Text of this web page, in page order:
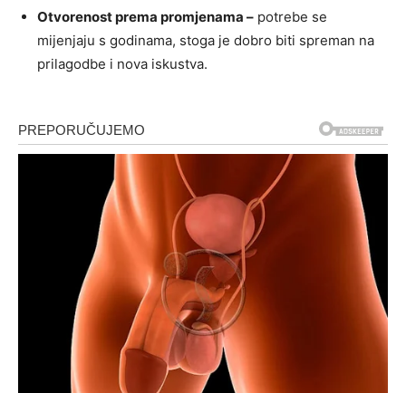
Otvorenost prema promjenama – potrebe se
mijenjaju s godinama, stoga je dobro biti spreman na
prilagodbe i nova iskustva.